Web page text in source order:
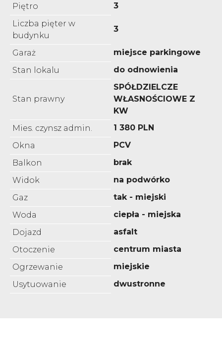
Piętro
3
Liczba pięter w
budynku
3
Garaż
miejsce parkingowe
Stan lokalu
do odnowienia
Stan prawny
SPÓŁDZIELCZE
WŁASNOŚCIOWE Z
KW
Mies. czynsz admin.
1 380 PLN
Okna
PCV
Balkon
brak
Widok
na podwórko
Gaz
tak - miejski
Woda
ciepła - miejska
Dojazd
asfalt
Otoczenie
centrum miasta
Ogrzewanie
miejskie
Usytuowanie
dwustronne